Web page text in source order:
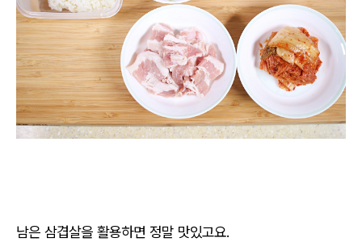
남은 삼겹살을 활용하면 정말 맛있고요.